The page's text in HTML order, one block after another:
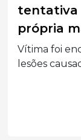
tentativa
própria
Vítima foi
lesões